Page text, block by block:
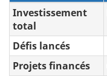
Investissement
total
Défis lancés
Projets financés